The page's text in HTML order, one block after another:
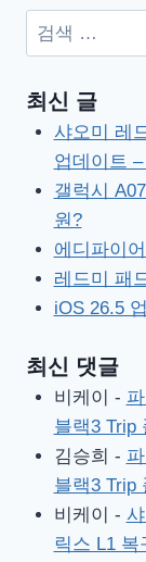
검
색:
최신 글
샤오미 레
업데이트
갤럭시
원?
에디파이
레드미 패
iOS 26.5
최신 댓글
비케이 -
블랙3 Trip
김승희 -
블랙3 Trip
비케이 -
릭스 L1 복